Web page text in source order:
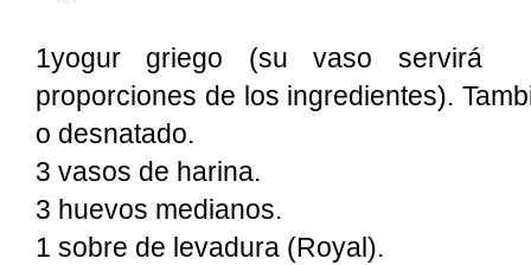
1yogur griego (su vaso servirá
proporciones de los ingredientes).
o desnatado.
3 vasos de harina.
3 huevos medianos.
1 sobre de levadura (Royal).